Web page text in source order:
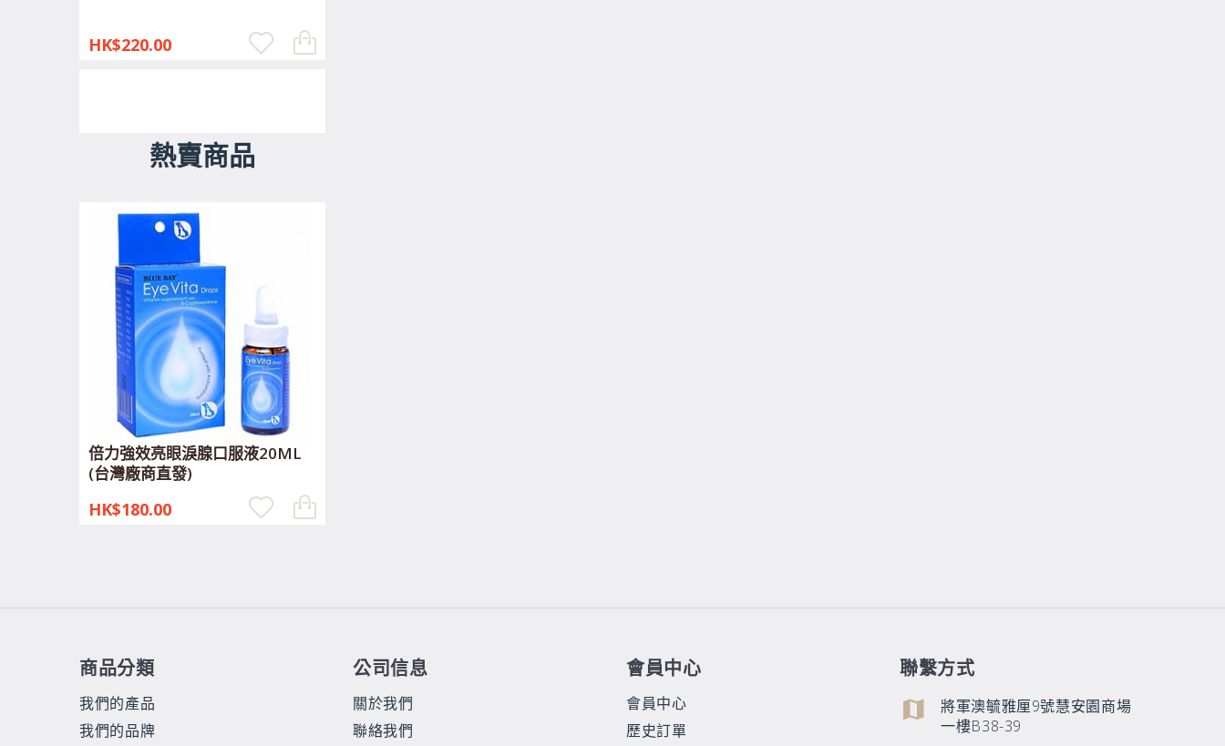
HK$220.00
熱賣商品
倍力強效亮眼淚腺口服液20ML
(台灣廠商直發)
HK$180.00
商品分類
我們的產品
我們的品牌
公司信息
關於我們
聯絡我們
會員中心
會員中心
歷史訂單
聯繫方式
將軍澳毓雅厘9號慧安園商場
一樓B38-39